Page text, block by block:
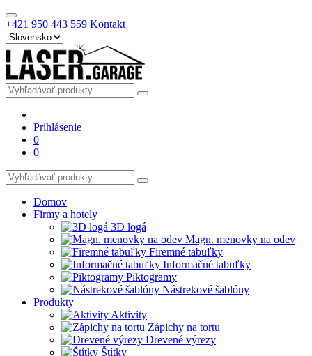
+421 950 443 559 Kontakt
Prihlásenie
0
0
Domov
Firmy a hotely
3D logá
Magn. menovky na odev
Firemné tabuľky
Informačné tabuľky
Piktogramy
Nástrekové šablóny
Produkty
Aktivity
Zápichy na tortu
Drevené výrezy
Štítky